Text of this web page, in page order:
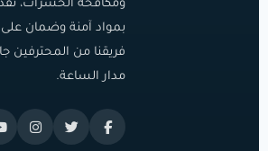
ومكافحة الحشرات،
بمواد آمنة وضمان على
فريقنا من المحترفين
مدار الساعة.